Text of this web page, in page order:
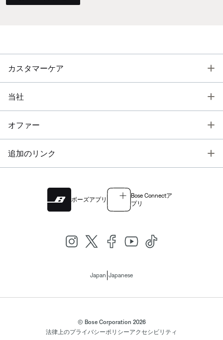
カスタマーケア
当社
オファー
追加のリンク
ボーズアプリ
Bose Connectア
プリ
Japan Japanese
© Bose Corporation 2026
法律上のプライバシーポリシーアクセシビリティ